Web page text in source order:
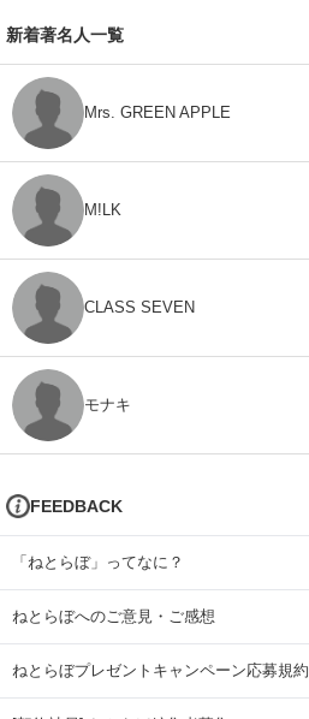
新着著名人一覧
Mrs. GREEN APPLE
M!LK
CLASS SEVEN
モナキ
FEEDBACK
「ねとらぼ」ってなに？
ねとらぼへのご意見・ご感想
ねとらぼプレゼントキャンペーン応募規約